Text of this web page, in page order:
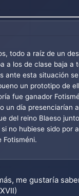
todo a raíz de un
a los de clase baja a
ante esta situación
un prototipo de
fue ganador
un día presenciarían
del reino Blaeso
no hubiese sido por
Fotisméni.
me gustaría